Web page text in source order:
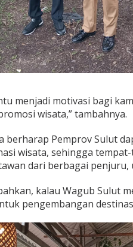
menjadi motivasi bagi
wisata,” tambahnya.
berharap Pemprov Sulut
wisata, sehingga
dari berbagai penjuru,
kalau Wagub Sulut
pengembangan